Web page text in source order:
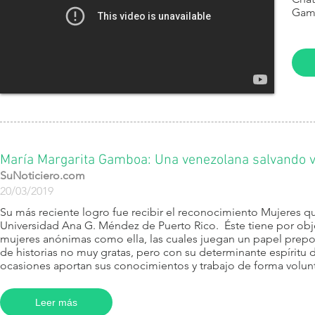
María Margarita Gamboa: Una venezolana
SuNoticiero.com
20/03/2019
​Su más reciente logro fue recibir el reconocimiento Mujeres
Universidad Ana G. Méndez de Puerto Rico. Éste tiene por
mujeres anónimas como ella, las cuales juegan un papel
de historias no muy gratas, pero con su determinante espíritu
ocasiones aportan sus conocimientos y trabajo de forma
Leer más